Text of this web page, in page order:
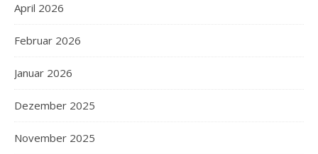
April 2026
Februar 2026
Januar 2026
Dezember 2025
November 2025